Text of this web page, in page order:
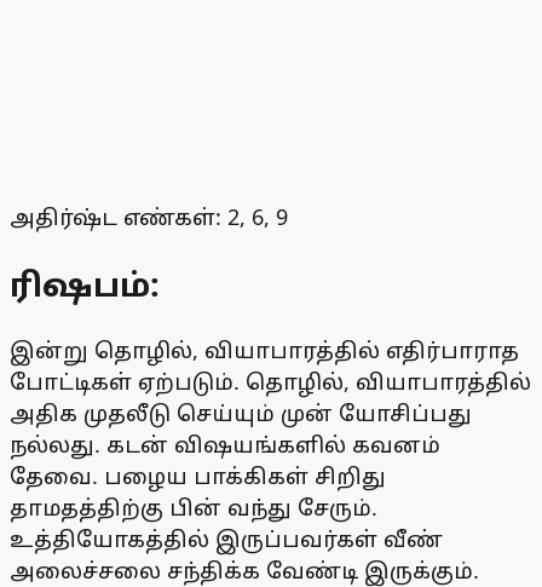
அதிர்ஷ்ட எண்கள்: 2, 6, 9
ரிஷபம்:
இன்று தொழில், வியாபாரத்தில் எதிர்பாராத
போட்டிகள் ஏற்படும். தொழில், வியாபாரத்தில்
அதிக முதலீடு செய்யும் முன் யோசிப்பது
நல்லது. கடன் விஷயங்களில் கவனம்
தேவை. பழைய பாக்கிகள் சிறிது
தாமதத்திற்கு பின் வந்து சேரும்.
உத்தியோகத்தில் இருப்பவர்கள் வீண்
அலைச்சலை சந்திக்க வேண்டி இருக்கும்.